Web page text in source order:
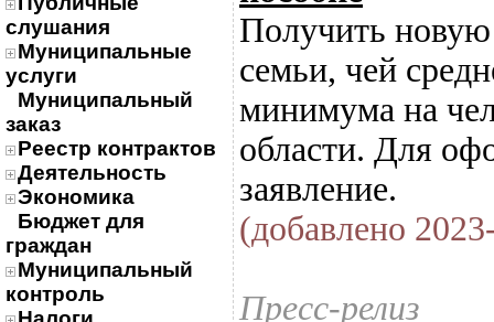
слушания
Муниципальные
услуги
Муниципальный
заказ
Реестр контрактов
Деятельность
Экономика
Бюджет для
граждан
Муниципальный
контроль
Получить новую
семьи, чей
минимума на
области. Для
заявление.
(добавлено
Пресс-релиз